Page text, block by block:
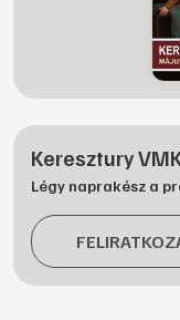
Keresztury
Légy naprakész a